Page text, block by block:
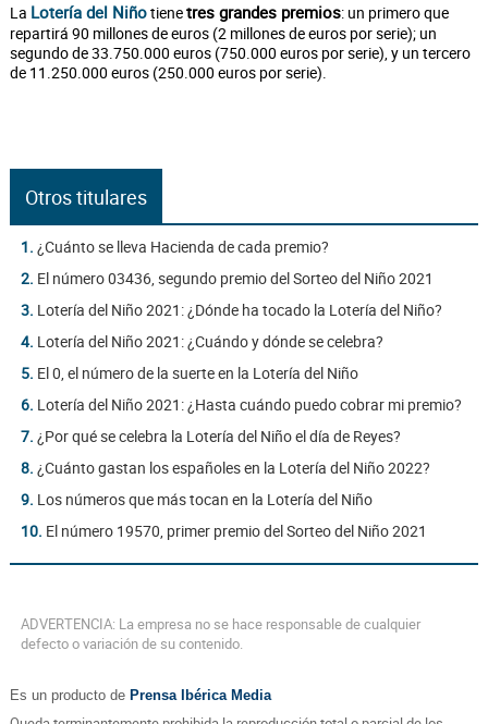
La Lotería del Niñotienetres grandes premios: un primero que
repartirá 90 millones de euros (2 millones de euros por serie); un
segundo de 33.750.000 euros (750.000 euros por serie), y un tercero
de 11.250.000 euros (250.000 euros por serie).
Otros titulares
1. ¿Cuánto se lleva Hacienda de cada premio?
2. El número 03436, segundo premio del Sorteo del Niño 2021
3. Lotería del Niño 2021: ¿Dónde ha tocado la Lotería del Niño?
4. Lotería del Niño 2021: ¿Cuándo y dónde se celebra?
5. El 0, el número de la suerte en la Lotería del Niño
6. Lotería del Niño 2021: ¿Hasta cuándo puedo cobrar mi premio?
7. ¿Por qué se celebra la Lotería del Niño el día de Reyes?
8. ¿Cuánto gastan los españoles en la Lotería del Niño 2022?
9. Los números que más tocan en la Lotería del Niño
10. El número 19570, primer premio del Sorteo del Niño 2021
ADVERTENCIA: La empresa no se hace responsable de cualquier
defecto o variación de su contenido.
Es un producto de Prensa Ibérica Media